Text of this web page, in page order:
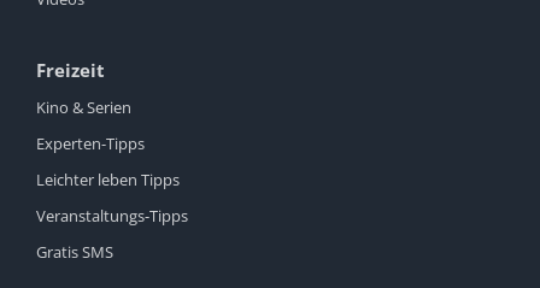
Freizeit
Kino & Serien
Experten-Tipps
Leichter leben Tipps
Veranstaltungs-Tipps
Gratis SMS